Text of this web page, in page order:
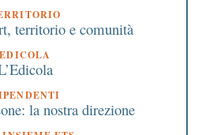
territorio e comunità
EDICOLA
la nostra direzione